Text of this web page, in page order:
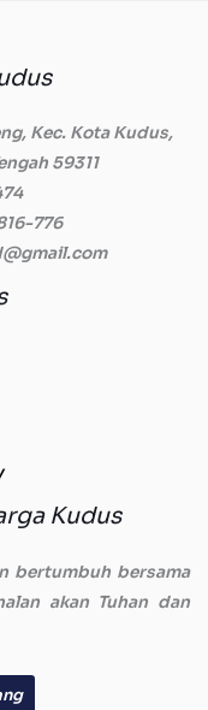
Kec. Kota Kudus,
59311
776
Kudus
bertumbuh bersama
akan Tuhan dan